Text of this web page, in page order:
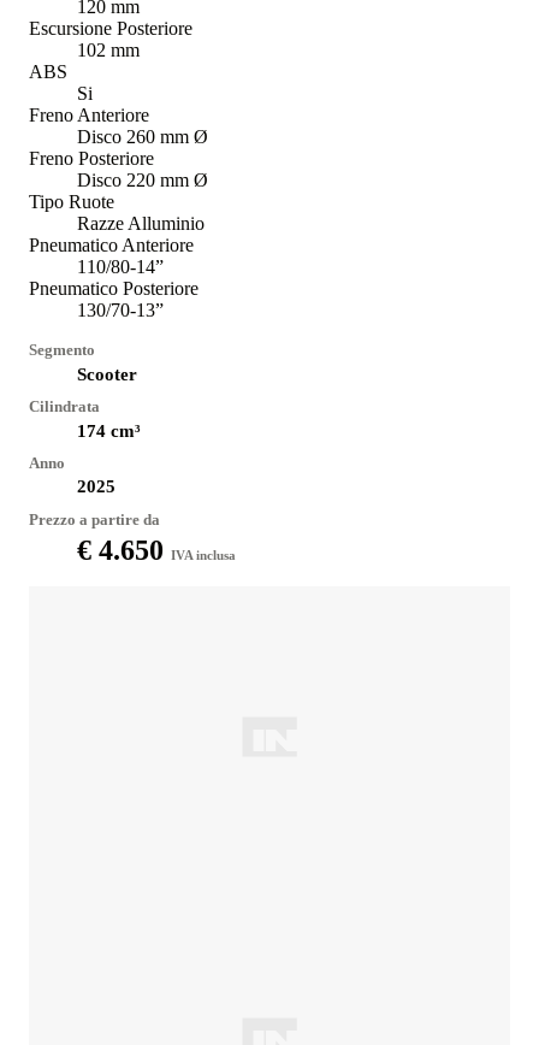
120 mm
Escursione Posteriore
102 mm
ABS
Si
Freno Anteriore
Disco 260 mm Ø
Freno Posteriore
Disco 220 mm Ø
Tipo Ruote
Razze Alluminio
Pneumatico Anteriore
110/80-14”
Pneumatico Posteriore
130/70-13”
Segmento
Scooter
Cilindrata
174 cm³
Anno
2025
Prezzo a partire da
€ 4.650 IVA inclusa